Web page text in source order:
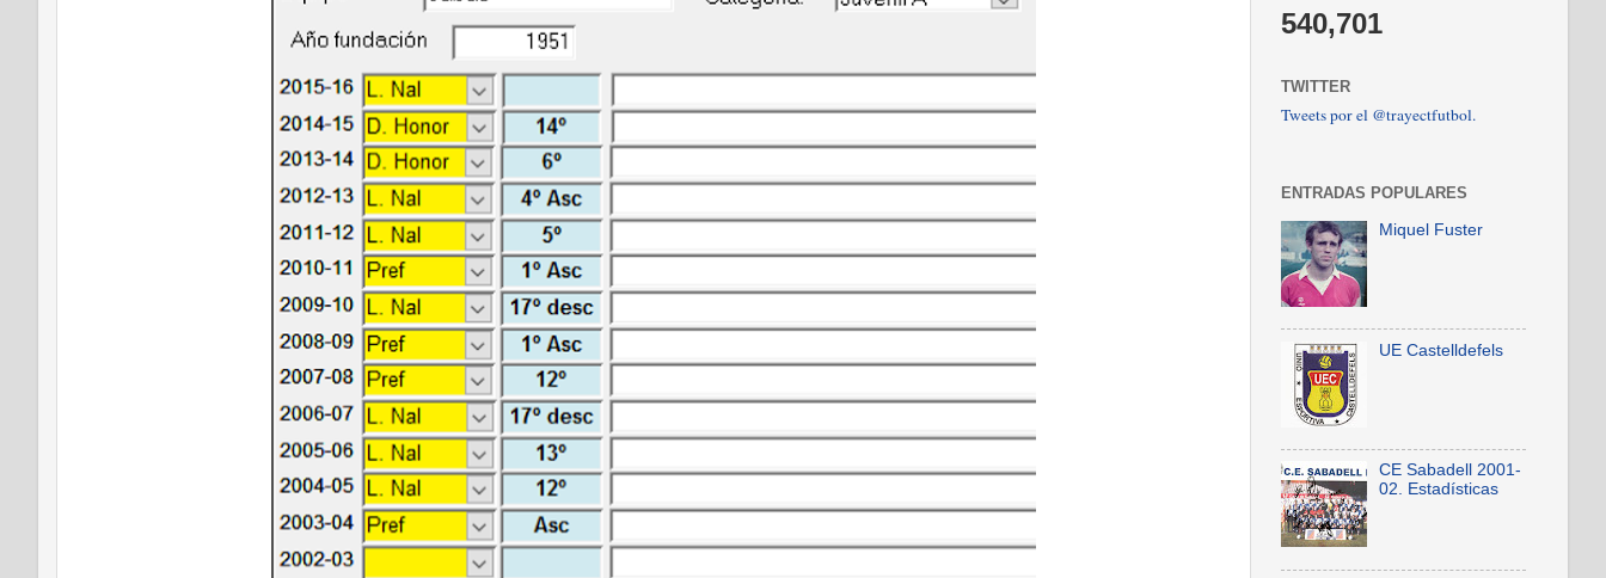
540,701
TWITTER
Tweets por el @trayectfutbol.
ENTRADAS POPULARES
Miquel Fuster
UE Castelldefels
CE Sabadell 2001-
02. Estadísticas